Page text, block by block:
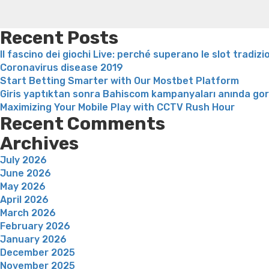
Recent Posts
Il fascino dei giochi Live: perché superano le slot
Coronavirus disease 2019
Start Betting Smarter with Our Mostbet Platform
Giris yaptıktan sonra Bahiscom kampanyaları anında
Maximizing Your Mobile Play with CCTV Rush Hour
Recent Comments
Archives
July 2026
June 2026
May 2026
April 2026
March 2026
February 2026
January 2026
December 2025
November 2025